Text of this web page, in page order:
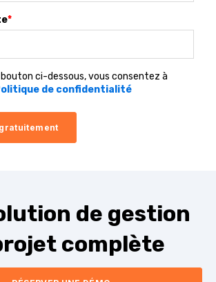
*
bouton ci-dessous, vous consentez à
de confidentialité
de gestion
complète